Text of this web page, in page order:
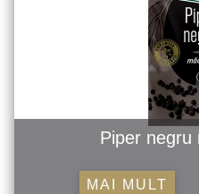
Piper negru
MAI MULT